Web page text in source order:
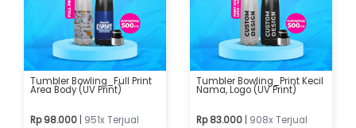
Tumbler Bowling_Full Print
Area Body (UV Print)
Rp 98.000 951x Terjual
Tumbler Bowling_Print Kecil
Nama, Logo (UV Print)
Rp 83.000 908x Terjual